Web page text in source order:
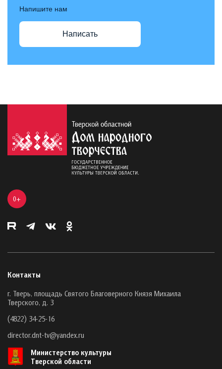
Напишите нам
Написать
0+
Контакты
г. Тверь, площадь Святого Благоверного Князя Михаила
Тверского, д. 3
(4822) 34-25-16
director.dnt-tv@yandex.ru
Министерство культуры
Тверской области